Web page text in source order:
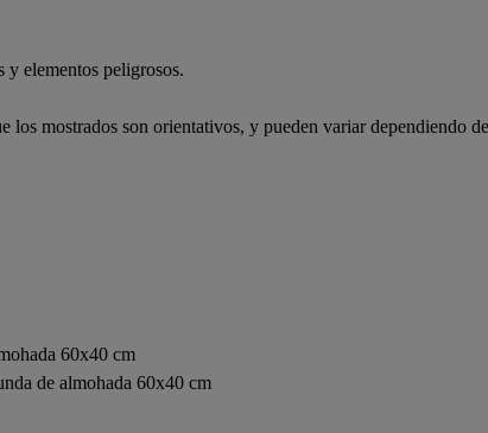
elementos peligrosos.
los mostrados son orientativos, y pueden variar dependiendo
60x40 cm
de almohada 60x40 cm